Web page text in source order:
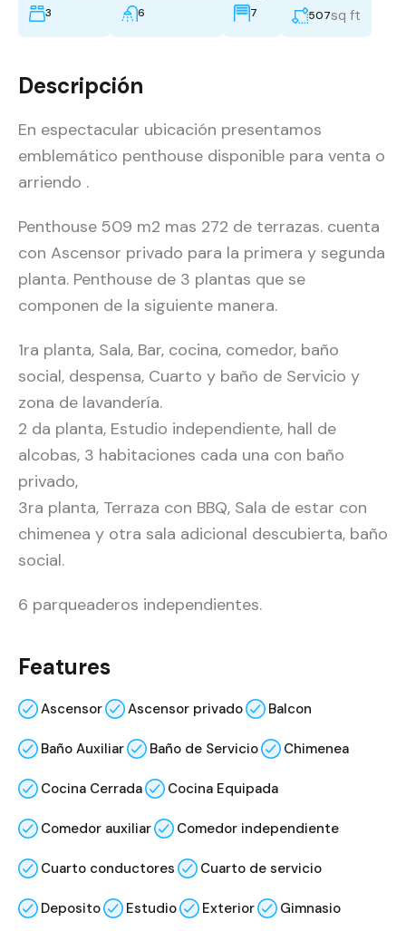
3
6
7
507sq ft
Descripción
En espectacular ubicación presentamos
emblemático penthouse disponible para venta o
arriendo .
Penthouse 509 m2 mas 272 de terrazas. cuenta
con Ascensor privado para la primera y segunda
planta. Penthouse de 3 plantas que se
componen de la siguiente manera.
1ra planta, Sala, Bar, cocina, comedor, baño
social, despensa, Cuarto y baño de Servicio y
zona de lavandería.
2 da planta, Estudio independiente, hall de
alcobas, 3 habitaciones cada una con baño
privado,
3ra planta, Terraza con BBQ, Sala de estar con
chimenea y otra sala adicional descubierta, baño
social.
6 parqueaderos independientes.
Features
Ascensor Ascensor privado Balcon
Baño Auxiliar Baño de Servicio Chimenea
Cocina Cerrada Cocina Equipada
Comedor auxiliar Comedor independiente
Cuarto conductores Cuarto de servicio
Deposito Estudio Exterior Gimnasio